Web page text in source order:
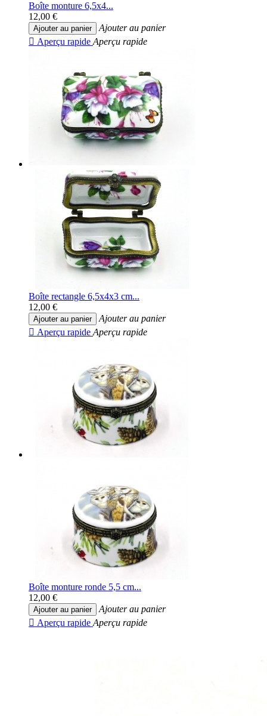
Boîte monture 6,5x4...
12,00 €
Ajouter au panier
Ajouter au panier
 Aperçu rapide Aperçu rapide
Boîte rectangle 6,5x4x3 cm...
12,00 €
Ajouter au panier
Ajouter au panier
 Aperçu rapide Aperçu rapide
Boîte monture ronde 5,5 cm...
12,00 €
Ajouter au panier
Ajouter au panier
 Aperçu rapide Aperçu rapide